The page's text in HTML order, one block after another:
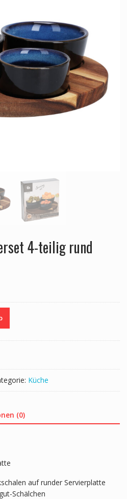
4-teilig rund
Küche
(0)
auf runder Servierplatte
Schälchen